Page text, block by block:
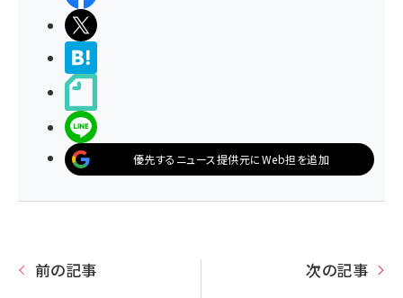
優先するニュース提供元にWeb担を追加
前の記事 次の記事